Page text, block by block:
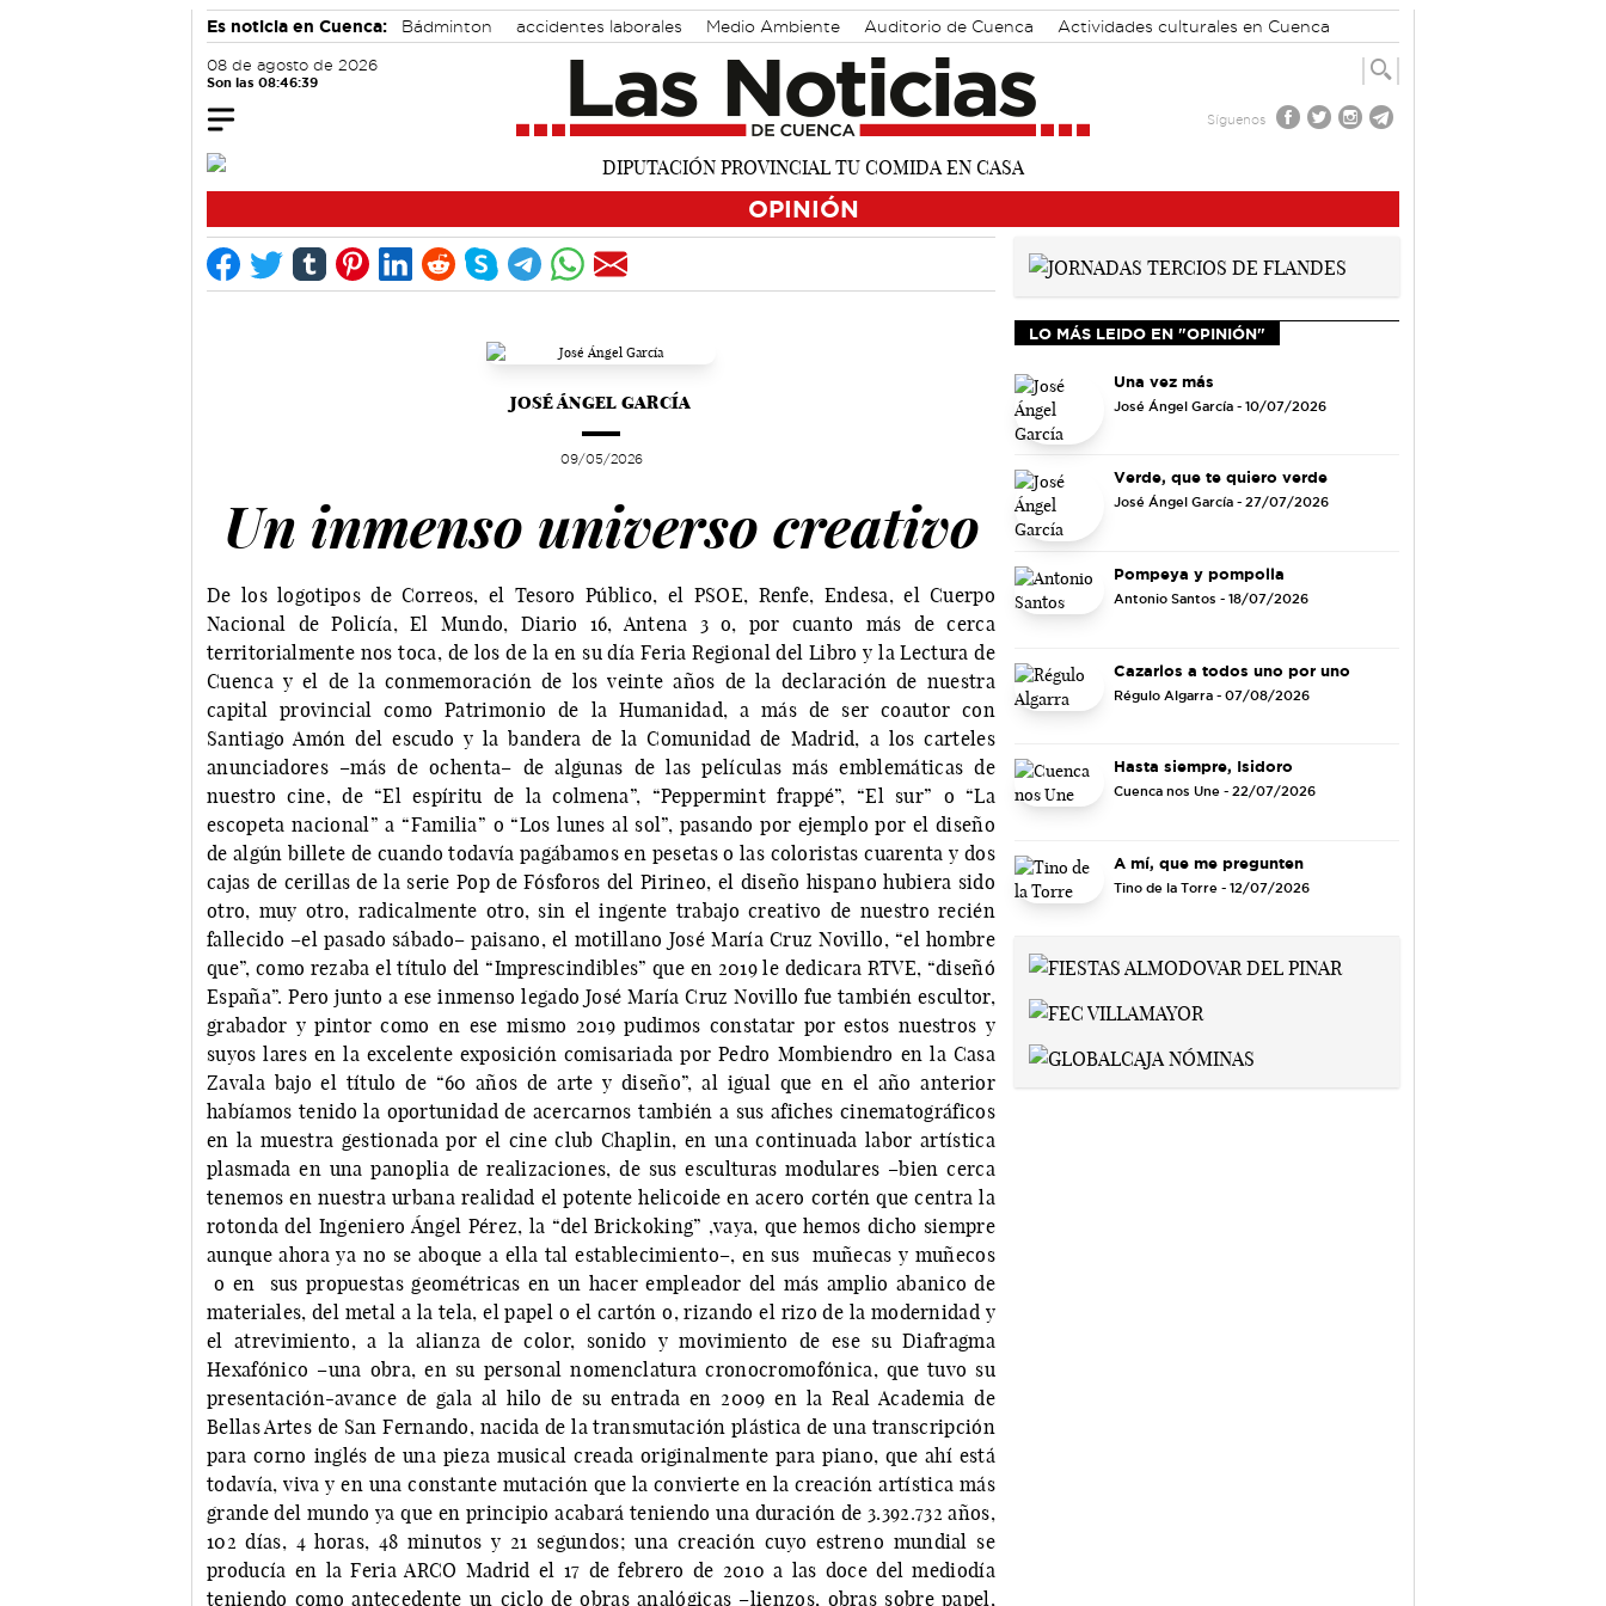
Es noticia en Cuenca: Bádminton accidentes laborales Medio Ambiente Auditorio de Cuenca
Actividades culturales en Cuenca
08 de agosto de 2026
Son las 08:46:40
Síguenos
OPINIÓN
JOSÉ ÁNGEL GARCÍA
09/05/2026
Un inmenso universo creativo
De los logotipos de Correos, el Tesoro Público, el PSOE, Renfe, Endesa, el Cuerpo
Nacional de Policía, El Mundo, Diario 16, Antena 3 o, por cuanto más de cerca
territorialmente nos toca, de los de la en su día Feria Regional del Libro y la Lectura de
Cuenca y el de la conmemoración de los veinte años de la declaración de nuestra
capital provincial como Patrimonio de la Humanidad, a más de ser coautor con
Santiago Amón del escudo y la bandera de la Comunidad de Madrid, a los carteles
anunciadores –más de ochenta– de algunas de las películas más emblemáticas de
nuestro cine, de “El espíritu de la colmena”, “Peppermint frappé”, “El sur” o “La
escopeta nacional” a “Familia” o “Los lunes al sol”, pasando por ejemplo por el diseño
de algún billete de cuando todavía pagábamos en pesetas o las coloristas cuarenta y dos
cajas de cerillas de la serie Pop de Fósforos del Pirineo, el diseño hispano hubiera sido
otro, muy otro, radicalmente otro, sin el ingente trabajo creativo de nuestro recién
fallecido –el pasado sábado– paisano, el motillano José María Cruz Novillo, “el hombre
que”, como rezaba el título del “Imprescindibles” que en 2019 le dedicara RTVE, “diseñó
España”. Pero junto a ese inmenso legado José María Cruz Novillo fue también escultor,
grabador y pintor como en ese mismo 2019 pudimos constatar por estos nuestros y
suyos lares en la excelente exposición comisariada por Pedro Mombiendro en la Casa
Zavala bajo el título de “60 años de arte y diseño”, al igual que en el año anterior
habíamos tenido la oportunidad de acercarnos también a sus afiches cinematográficos
en la muestra gestionada por el cine club Chaplin, en una continuada labor artística
plasmada en una panoplia de realizaciones, de sus esculturas modulares –bien cerca
tenemos en nuestra urbana realidad el potente helicoide en acero cortén que centra la
rotonda del Ingeniero Ángel Pérez, la “del Brickoking” ,vaya, que hemos dicho siempre
aunque ahora ya no se aboque a ella tal establecimiento–, en sus muñecas y muñecos
o en sus propuestas geométricas en un hacer empleador del más amplio abanico de
materiales, del metal a la tela, el papel o el cartón o, rizando el rizo de la modernidad y
el atrevimiento, a la alianza de color, sonido y movimiento de ese su Diafragma
Hexafónico –una obra, en su personal nomenclatura cronocromofónica, que tuvo su
presentación-avance de gala al hilo de su entrada en 2009 en la Real Academia de
Bellas Artes de San Fernando, nacida de la transmutación plástica de una transcripción
para corno inglés de una pieza musical creada originalmente para piano, que ahí está
todavía, viva y en una constante mutación que la convierte en la creación artística más
grande del mundo ya que en principio acabará teniendo una duración de 3.392.732 años,
102 días, 4 horas, 48 minutos y 21 segundos; una creación cuyo estreno mundial se
producía en la Feria ARCO Madrid el 17 de febrero de 2010 a las doce del mediodía
teniendo como antecedente un ciclo de obras analógicas –lienzos, obras sobre papel,
LO MÁS LEIDO EN "OPINIÓN"
Una vez más
José Ángel García- 10/07/2026
Verde, que te quiero verde
José Ángel García- 27/07/2026
Pompeya y pompolla
Antonio Santos - 18/07/2026
Cazarlos a todos uno por uno
Régulo Algarra- 07/08/2026
Hasta siempre, Isidoro
Cuenca nos Une- 22/07/2026
A mí, que me pregunten
Tino de la Torre- 12/07/2026